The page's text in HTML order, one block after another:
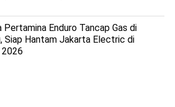
Pertamina Enduro Tancap Gas di
Siap Hantam Jakarta Electric di
2026